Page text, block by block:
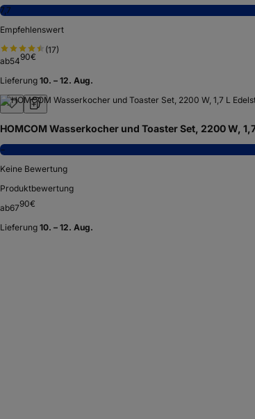
7,7
Empfehlenswert
(17)
ab5490€
Lieferung 10. – 12. Aug.
HOMCOM Wasserkocher und Toaster Set, 2200 W,
−
Keine Bewertung
Produktbewertung
ab6790€
Lieferung 10. – 12. Aug.